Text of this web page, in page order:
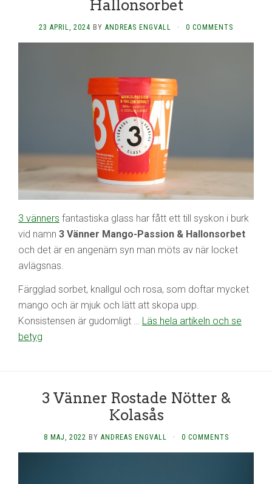
Hallonsorbet
23 APRIL, 2024 BY ANDREAS ENGVALL · 0 COMMENTS
3 vänners fantastiska glass har fått ett till syskon i burk
vid namn 3 Vänner Mango-Passion & Hallonsorbet
och det är en angenäm syn man möts av när locket
avlägsnas.
Färgglad sorbet, knallgul och rosa, som doftar mycket
mango och är mjuk och lätt att skopa upp.
Konsistensen är gudomligt … Läs hela artikeln och se
betyg
3 Vänner Rostade Nötter &
Kolasås
8 MAJ, 2022 BY ANDREAS ENGVALL · 0 COMMENTS